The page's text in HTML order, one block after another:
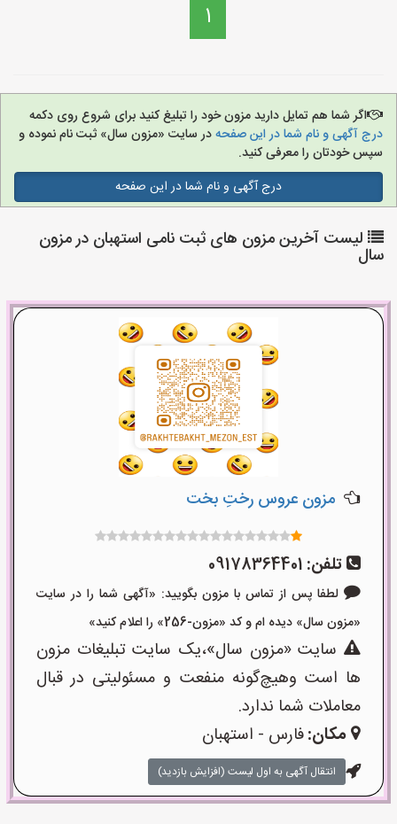
1
اگر شما هم تمایل دارید مزون خود را تبلیغ کنید برای شروع روی دکمه
درج آگهی و نام شما در این صفحهدر سایت «مزون سال» ثبت نام نموده و
سپس خودتان را معرفی کنید.
درج آگهی و نام شما در این صفحه
لیست آخرین مزون های ثبت نامی استهبان در مزون
سال
مزون عروس رختِ بخت
تلفن: 09178364401
لطفا پس از تماس با مزون بگویید: «آگهی شما را در سایت
«مزون سال» دیده ام و کد «مزون-256» را اعلام کنید»
سایت «مزون سال»،یک سایت تبلیغات مزون
ها است وهیچ‌گونه منفعت و مسئولیتی در قبال
معاملات شما ندارد.
مکان:فارس - استهبان
انتقال آگهی به اول لیست (افزایش بازدید)